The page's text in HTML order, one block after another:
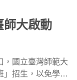
師大啟動
，國立臺灣師範大
」招生，以免學雜